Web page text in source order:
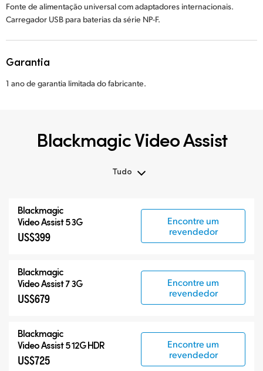
Fonte de alimentação universal com adaptadores internacionais.
Carregador USB para baterias da série NP-F.
Garantia
1 ano de garantia limitada do fabricante.
Blackmagic Video Assist
Tudo
Blackmagic Video Assist 3G
Blackmagic Video Assist 12G HDR
Blackmagic
Video Assist 5 3G
US$399
Encontre um
revendedor
Blackmagic
Video Assist 7 3G
US$679
Encontre um
revendedor
Blackmagic
Video Assist 5 12G HDR
US$725
Encontre um
revendedor